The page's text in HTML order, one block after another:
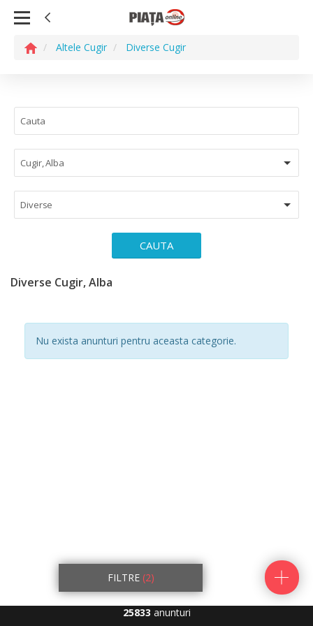
Altele Cugir Diverse Cugir
Cugir, Alba
Diverse
CAUTA
Diverse Cugir, Alba
Nu exista anunturi pentru aceasta categorie.
FILTRE (2)
25833 anunturi